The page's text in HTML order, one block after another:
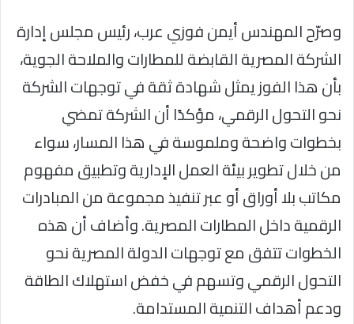
وصرّح المهندس أيمن فوزي عرب، رئيس مجلس إدارة
الشركة المصرية القابضة للمطارات والملاحة الجوية،
بأن هذا الفوز يمثل شهادة ثقة في توجهات الشركة
نحو التحول الرقمي، مؤكدًا أن الشركة تمضي
بخطوات واضحة وملموسة في هذا المسار، سواء
من خلال تطوير بيئة العمل الإدارية وتطبيق مفهوم
مكاتب بلا أوراق أو عبر تنفيذ مجموعة من المبادرات
الرقمية داخل المطارات المصرية. وأضاف أن هذه
الخطوات تتفق مع توجهات الدولة المصرية نحو
التحول الرقمي وتسهم في خفض استهلاك الطاقة
ودعم أهداف التنمية المستدامة.